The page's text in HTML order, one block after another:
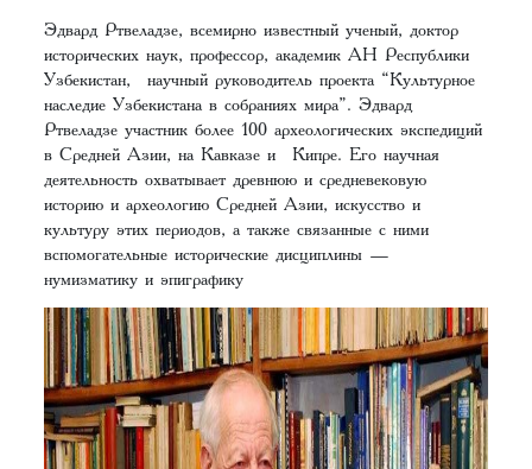
Эдвард Ртвеладзе, всемирно известный ученый, доктор
исторических наук, профессор, академик АН Республики
Узбекистан, научный руководитель проекта “Культурное
наследие Узбекистана в собраниях мира”. Эдвард
Ртвеладзе участник более 100 археологических экспедиций
в Средней Азии, на Кавказе и Кипре. Его научная
деятельность охватывает древнюю и средневековую
историю и археологию Средней Азии, искусство и
культуру этих периодов, а также связанные с ними
вспомогательные исторические дисциплины —
нумизматику и эпиграфику